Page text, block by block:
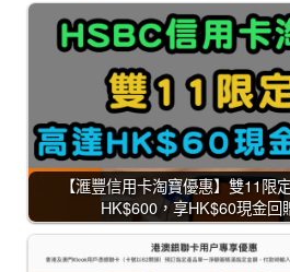
【滙豐信用卡淘寶優惠】雙11限
HK$600，享HK$60現金回